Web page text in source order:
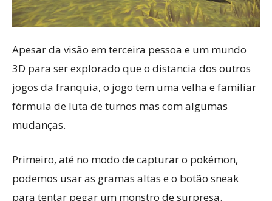
Apesar da visão em terceira pessoa e um mundo
3D para ser explorado que o distancia dos outros
jogos da franquia, o jogo tem uma velha e familiar
fórmula de luta de turnos mas com algumas
mudanças.
Primeiro, até no modo de capturar o pokémon,
podemos usar as gramas altas e o botão sneak
para tentar pegar um monstro de surpresa.